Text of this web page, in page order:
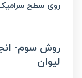
روی سطح
روش سوم-
لیوان